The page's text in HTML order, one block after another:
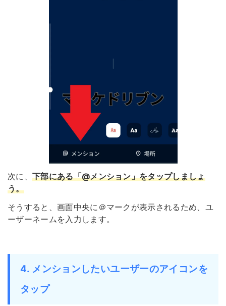
次に、 下部にある「@メンション」をタップしましょ
う。
そうすると、画面中央に＠マークが表示されるため、ユ
ーザーネームを入力します。
4. メンションしたいユーザーのアイコンを
タップ